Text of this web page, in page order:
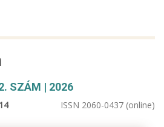
SZÁM | 2026
ISSN 2060-0437 (online)